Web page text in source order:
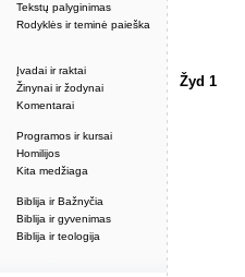
Tekstų palyginimas
Rodyklės ir teminė paieška
Įvadai ir raktai
Žinynai ir žodynai
Komentarai
Programos ir kursai
Homilijos
Kita medžiaga
Biblija ir Bažnyčia
Biblija ir gyvenimas
Biblija ir teologija
Žyd 1